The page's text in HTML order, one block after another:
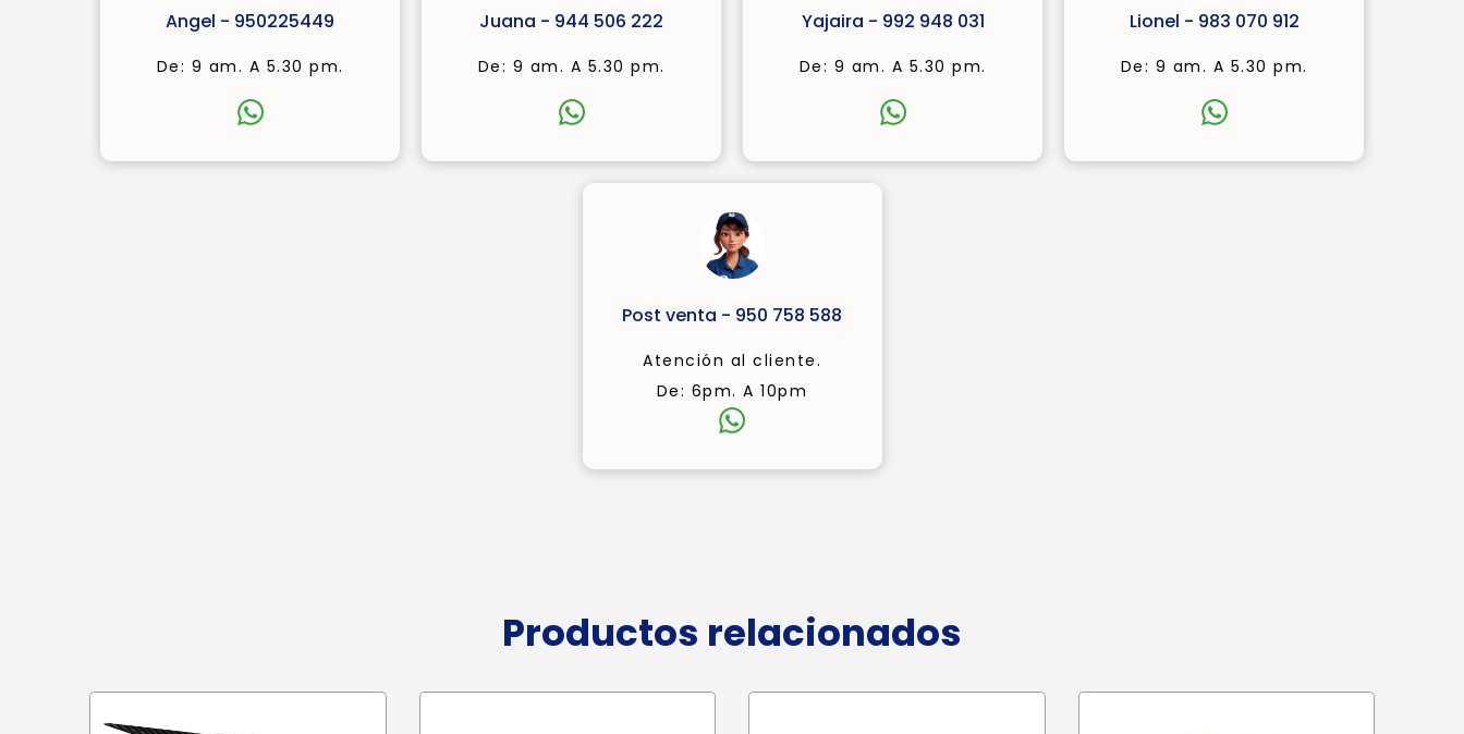
Angel - 950225449
De: 9 am. A 5.30 pm.
Juana - 944 506 222
De: 9 am. A 5.30 pm.
Yajaira - 992 948 031
De: 9 am. A 5.30 pm.
Lionel - 983 070 912
De: 9 am. A 5.30 pm.
Post venta - 950 758 588
Atención al cliente.
De: 6pm. A 10pm
Productos relacionados